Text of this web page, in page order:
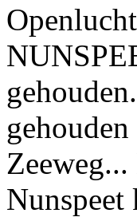
Zeeweg...